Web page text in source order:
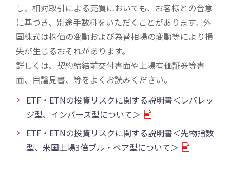
し、相対取引による売買においても、お客様との合意
に基づき、別途手数料をいただくことがあります。外
国株式は株価の変動および為替相場の変動等により損
失が生じるおそれがあります。
詳しくは、契約締結前交付書面や上場有価証券等書
面、目論見書、等をよくお読みください。
ETF・ETNの投資リスクに関する説明書＜レバレッ
ジ型、インバース型について＞
ETF・ETNの投資リスクに関する説明書＜先物指数
型、米国上場3倍ブル・ベア型について＞